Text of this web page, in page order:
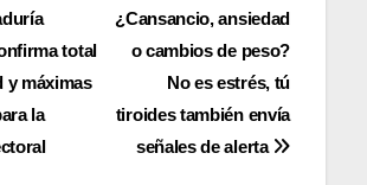
¿Cansancio, ansiedad
o cambios de peso?
No es estrés, tú
tiroides también envía
señales de alerta
total
y máximas
la